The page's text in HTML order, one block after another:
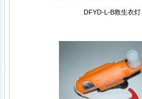
DFYD-L-B救生衣灯